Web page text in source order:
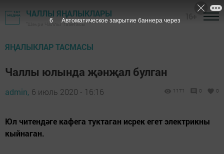
ЧАЛЛЫ ЯҢАЛЫКЛАРЫ
"Шәһри Чаллы" газетасы
ЯҢАЛЫКЛАР ТАСМАСЫ
Чаллы юлында җәнҗал булган
admin, 6 июль 2020 - 16:16 1171 0 0
Юл читендәге кафега туктаган исрек егет электрикны
кыйнаган.
5 Автоматическое закрытие баннера через